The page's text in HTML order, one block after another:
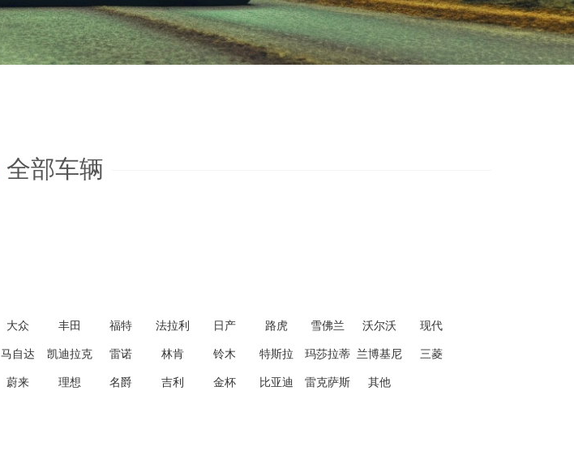
全部车辆
大众 丰田 福特 法拉利 日产 路虎 雪佛兰 沃尔沃 现代
马自达 凯迪拉克 雷诺 林肯 铃木 特斯拉 玛莎拉蒂 兰博基尼 三菱
蔚来 理想 名爵 吉利 金杯 比亚迪 雷克萨斯 其他